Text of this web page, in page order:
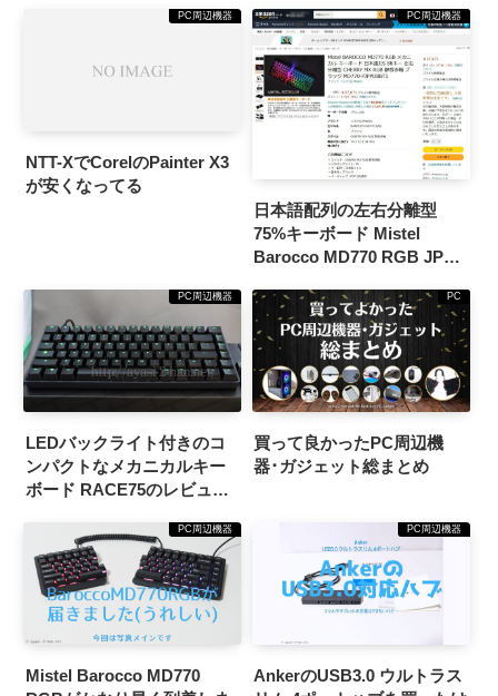
PC周辺機器
NTT-XでCorelのPainter X3
が安くなってる
PC周辺機器
日本語配列の左右分離型
75%キーボード Mistel
Barocco MD770 RGB JPが
PC周辺機器
LEDバックライト付きのコ
ンパクトなメカニカルキー
ボード RACE75のレビュー
PC
買って良かったPC周辺機
器･ガジェット総まとめ
PC周辺機器
Mistel Barocco MD770
PC周辺機器
AnkerのUSB3.0 ウルトラス